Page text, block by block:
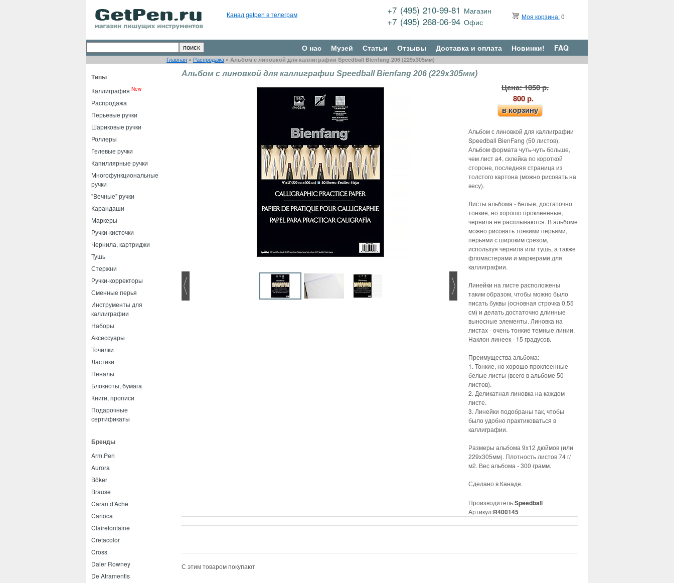
Канал getpen в телеграм +7 (495) 210-99-81 Магазин
+7 (495) 268-06-94Офис
Моя корзина:0
О нас Музей Статьи Отзывы Доставка и оплата Новинки! FAQ
Главная » Распродажа » Альбом с линовкой для каллиграфии Speedball Bienfang 206 (229x305мм)
Типы
Каллиграфия New
Распродажа
Перьевые ручки
Шариковые ручки
Роллеры
Гелевые ручки
Капиллярные ручки
Многофункциональные
ручки
"Вечные" ручки
Карандаши
Маркеры
Ручки-кисточки
Чернила, картриджи
Тушь
Стержни
Ручки-корректоры
Сменные перья
Инструменты для
каллиграфии
Наборы
Аксессуары
Точилки
Ластики
Пеналы
Блокноты, бумага
Книги, прописи
Подарочные
сертификаты
Бренды
Arm.Pen
Aurora
Böker
Brause
Caran d’Ache
Carioca
Clairefontaine
Cretacolor
Cross
Daler Rowney
De Atramentis
Альбом с линовкой для каллиграфии Speedball Bienfang 206 (229x305мм)
Цена: 1050 р.
800 р.
в корзину
Альбом с линовкой для каллиграфии
Speedball BienFang (50 листов).
Альбом формата чуть-чуть больше,
чем лист a4, склейка по короткой
стороне, последняя страница из
толстого картона (можно рисовать на
весу).
Листы альбома - белые, достаточно
тонкие, но хорошо проклеенные,
чернила не расплываются. В альбоме
можно рисовать тонкими перьями,
перьями с широким срезом,
используя чернила или тушь, а также
фломастерами и маркерами для
каллиграфии.
Линейки на листе расположены
таким образом, чтобы можно было
писать буквы (основная строчка 0.55
см) и делать достаточно длинные
выносные элементы. Линовка на
листах - очень тонкие темные линии.
Наклон линеек - 15 градусов.
Преимущества альбома:
1. Тонкие, но хорошо проклеенные
белые листы (всего в альбоме 50
листов).
2. Деликатная линовка на каждом
листе.
3. Линейки подобраны так, чтобы
было удобно практиковаться в
каллиграфии.
Размеры альбома 9x12 дюймов (или
229x305мм). Плотность листов 74 г/
м2. Вес альбома - 300 грамм.
Сделано в Канаде.
Производитель:Speedball
Артикул:R400145
С этим товаром покупают